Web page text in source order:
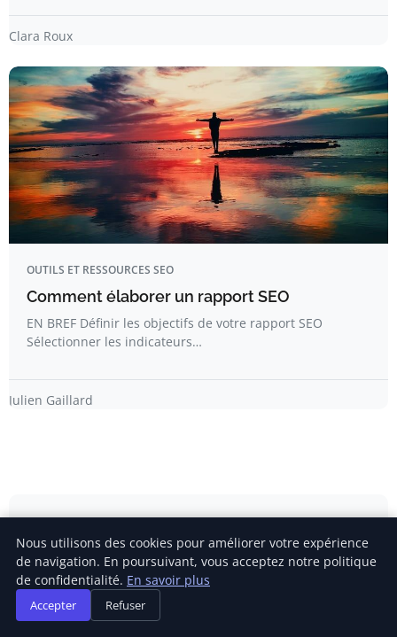
Clara Roux
OUTILS ET RESSOURCES SEO
Comment élaborer un rapport SEO
EN BREF Définir les objectifs de votre rapport SEO
Sélectionner les indicateurs…
Julien Gaillard
Inscrivez-vous pour recevoir nos derniers articles
directement dans votre boîte mail.
Nous utilisons des cookies pour améliorer votre expérience
de navigation. En poursuivant, vous acceptez notre politique
de confidentialité. En savoir plus
Accepter Refuser